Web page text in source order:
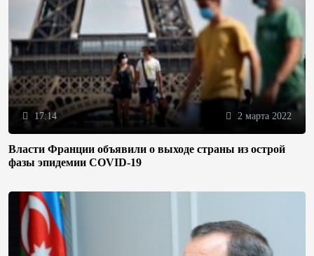
17:14 2 марта 2022
Власти Франции объявили о выходе страны из острой
фазы эпидемии COVID-19